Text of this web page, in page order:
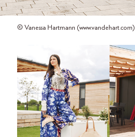
© Vanessa Hartmann (www.vandehart.com)